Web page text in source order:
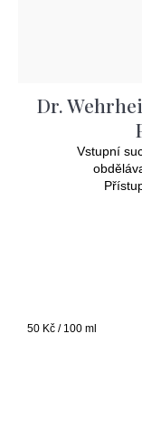
Dr.
Vstupní
Měrná
50 Kč / 100 ml